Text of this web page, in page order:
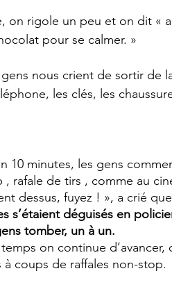
on rigole un peu et on dit «
pour se calmer. »
nous crient de sortir de
les clés, les
10 minutes, les gens
, rafale de tirs , comme au
dessus, fuyez ! », a crié
s’étaient déguisés en
tomber, un à un.
on continue
à coups de raffales non-stop.